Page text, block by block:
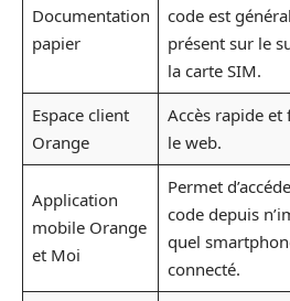
Documentation
papier
code est
présent sur le
la carte SIM.
Espace client
Orange
Accès rapide et
le web.
Application
mobile Orange
et Moi
Permet
code depuis
quel
connecté.